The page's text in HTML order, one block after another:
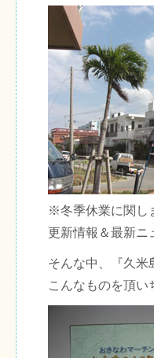
※冬季休業に関し
更新情報＆最新ニ
そんな中、『久米
こんなものを頂い